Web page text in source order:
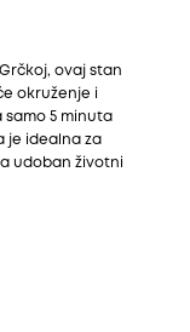
ovaј stan
okruženje i
samo 5 minuta
idealna za
udoban životni